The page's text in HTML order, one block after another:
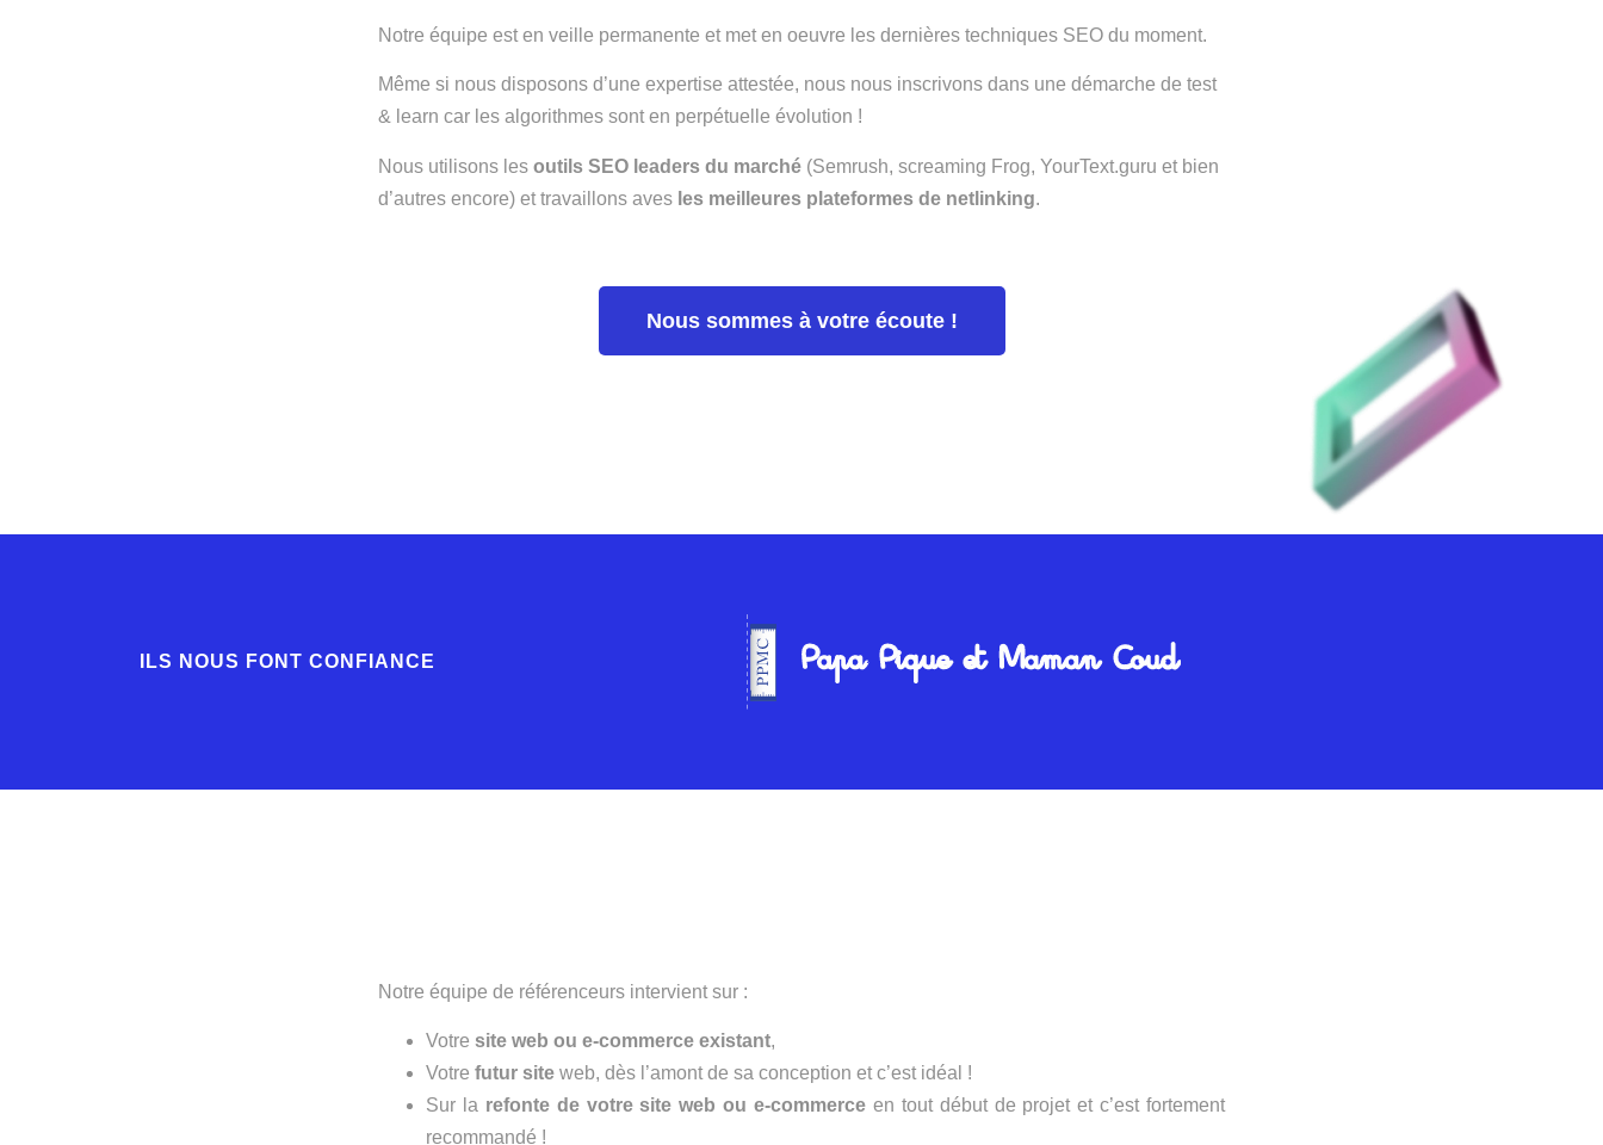
Notre équipe est en veille permanente et met en oeuvre les dernières techniques SEO du moment.
Même si nous disposons d’une expertise attestée, nous nous inscrivons dans une démarche de test
& learn car les algorithmes sont en perpétuelle évolution !
Nous utilisons les outils SEO leaders du marché (Semrush, screaming Frog, YourText.guru et bien
d’autres encore) et travaillons aves les meilleures plateformes de netlinking.
Nous sommes à votre écoute !
ILS NOUS FONT CONFIANCE
Notre équipe de référenceurs intervient sur :
Votre site web ou e-commerce existant,
Votre futur site web, dès l’amont de sa conception et c’est idéal !
Sur la refonte de votre site web ou e-commerce en tout début de projet et c’est fortement
recommandé !